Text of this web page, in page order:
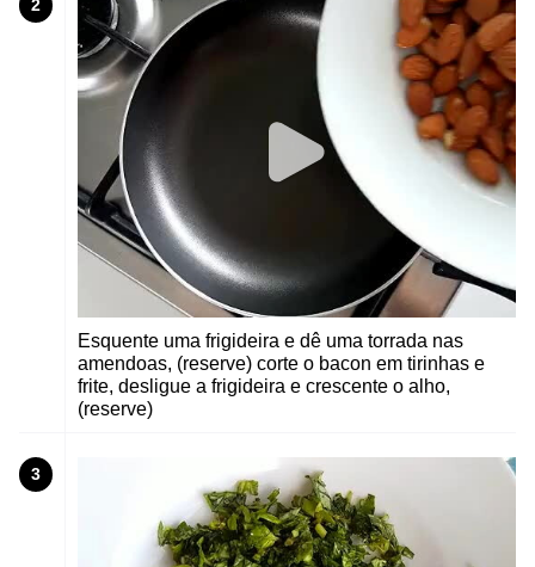
2
Esquente uma frigideira e dê uma torrada nas
amendoas, (reserve) corte o bacon em tirinhas e
frite, desligue a frigideira e crescente o alho,
(reserve)
3